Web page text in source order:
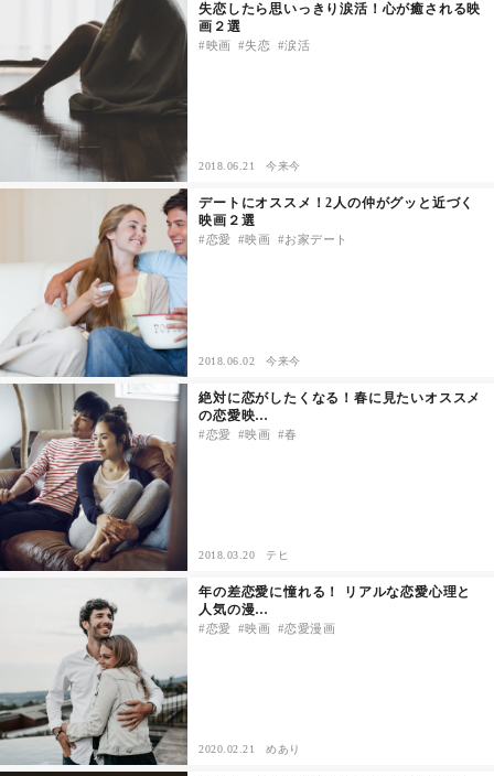
セックスライフ
不倫・だめ男
感動
心の処方箋
カルチャー・トレンド・芸能
驚き
失恋したら思いっきり涙活！心が癒される映
画２選
映画 失恋 涙活
2018.06.21 今来今
デートにオススメ！2人の仲がグッと近づく
映画２選
恋愛 映画 お家デート
2018.06.02 今来今
絶対に恋がしたくなる！春に見たいオススメ
の恋愛映…
恋愛 映画 春
2018.03.20 テヒ
年の差恋愛に憧れる！ リアルな恋愛心理と
人気の漫…
恋愛 映画 恋愛漫画
2020.02.21 めあり